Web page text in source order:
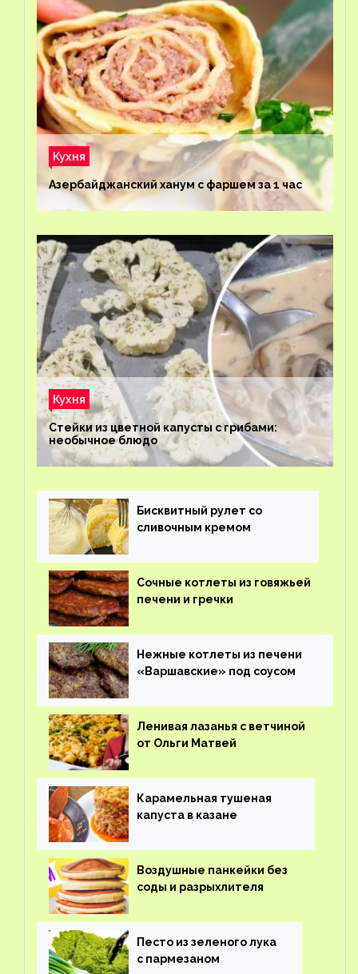
Кухня
Азербайджанский ханум с фаршем за 1 час
Кухня
Стейки из цветной капусты с грибами:
необычное блюдо
Бисквитный рулет со
сливочным кремом
Сочные котлеты из говяжьей
печени и гречки
Нежные котлеты из печени
«Варшавские» под соусом
Ленивая лазанья с ветчиной
от Ольги Матвей
Карамельная тушеная
капуста в казане
Воздушные панкейки без
соды и разрыхлителя
Песто из зеленого лука
с пармезаном